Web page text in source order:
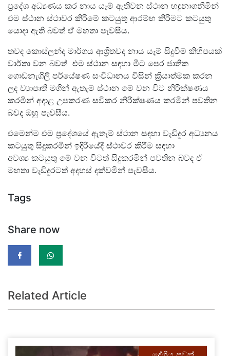
ප්‍රදේශ අධ්‍යණය කර නාය යෑම් ඇතිවන ස්ථාන හඳුනාගනිමින්
එම ස්ථාන ස්ථාවර කිරීමේ කටයුතු ආරම්භ කිරීමට කටයුතු
යොදා ඇති බවත් ඒ මහතා පැවසීය.
තවද කොස්ලන්ද මාර්ගය ආශ්‍රිතවද නාය යෑම් සිදුවීම් කිහිපයක්
වාර්තා වන බවත් එම ස්ථාන සඳහා මීට පෙර ජාතික
ගොඩනැගිලි පර්යේෂණ සංවිධානය විසින් ක්‍රියාත්මක කරන
ලද ව්‍යාපෘති මගින් ඇතැම් ස්ථාන මේ වන විට නිරීක්ෂණය
කරමින් අදාළ උපකරණ සවිකර නිරීක්ෂණය කරමින් පවතින
බවද ඔහු පැවසීය.
එමෙන්ම එම ප්‍රදේශයේ ඇතැම් ස්ථාන සඳහා වැඩිදුර අධ්‍යනය
කටයුතු සිදුකරමින් ඉදිරියේදී ස්ථාවර කිරීම සඳහා
අවශ්‍ය කටයුතු මේ වන විටත් සිදුකරමින් පවතින බවද ඒ
මහතා වැඩිදුරටත් අදහස් දක්වමින් පැවසීය.
Tags
Share now
Related Article